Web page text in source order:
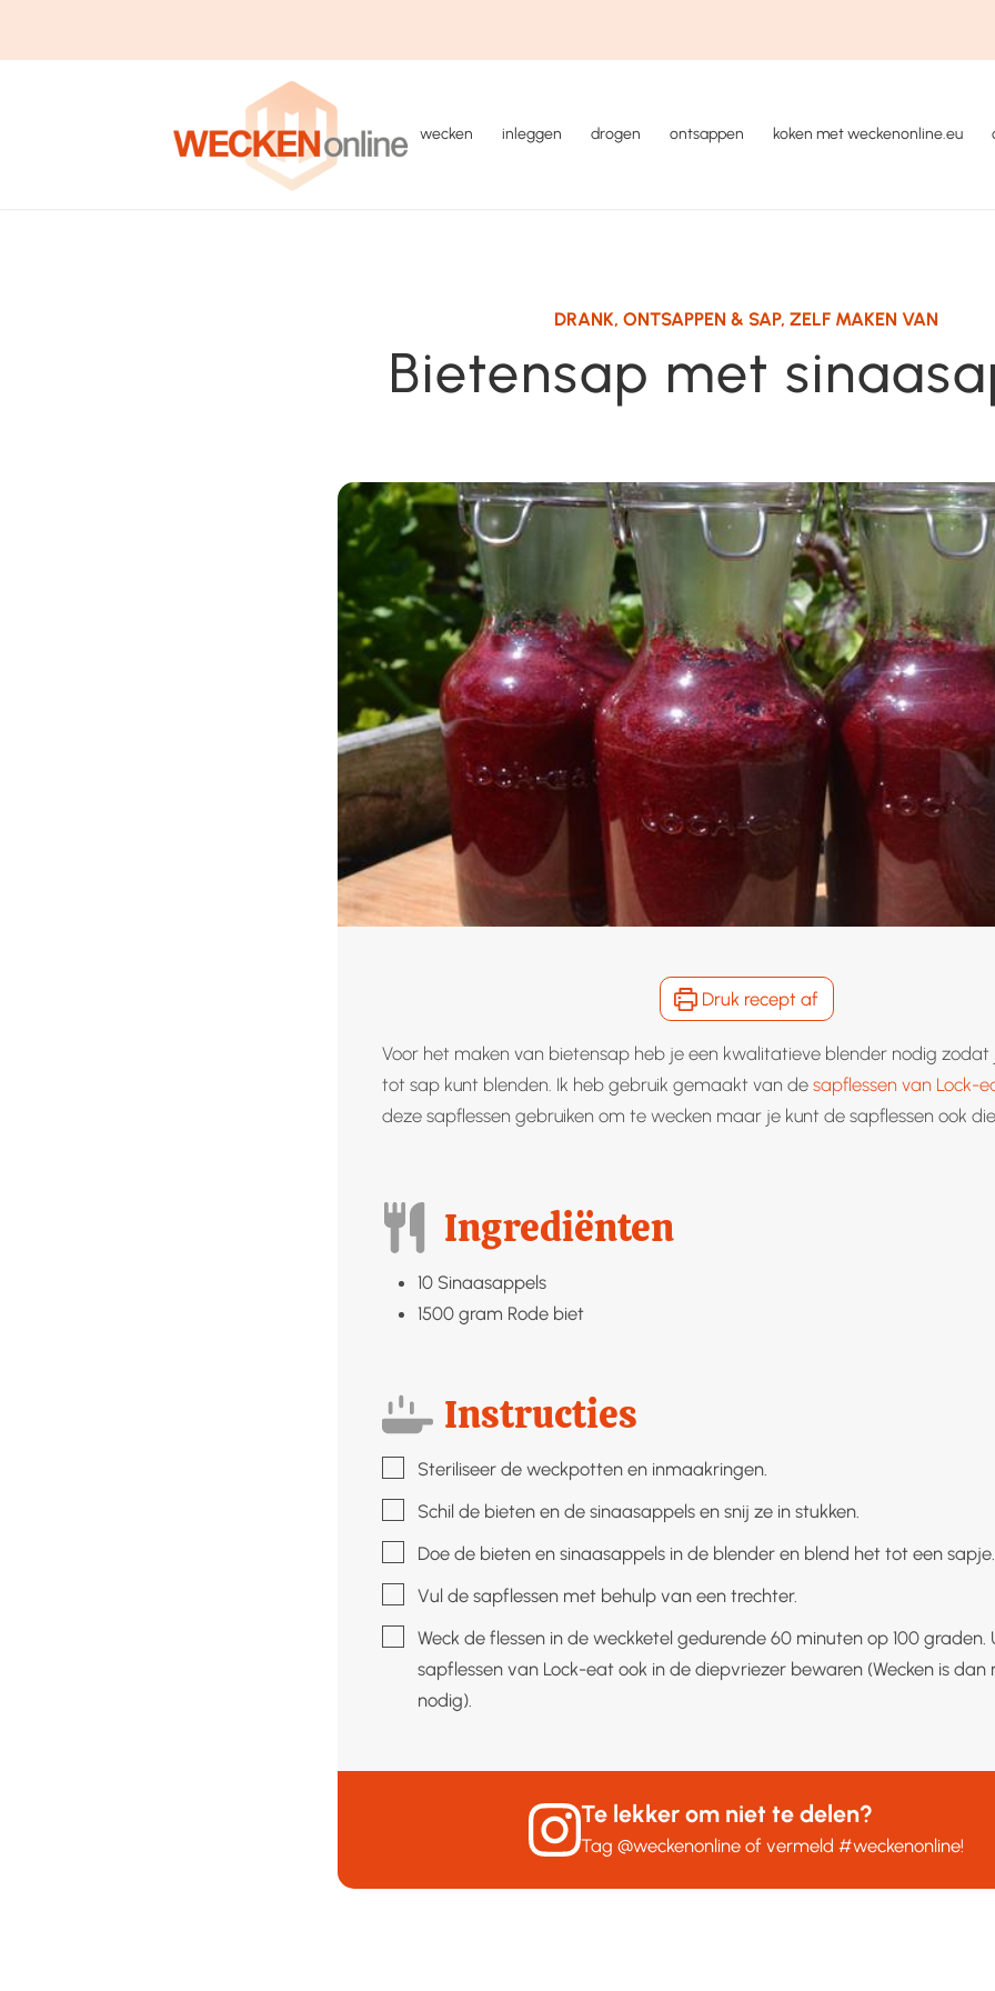
wecken inleggen drogen ontsappen koken met weckenonline.eu
DRANK, ONTSAPPEN & SAP, ZELF MAKEN VAN
Bietensap met
Druk recept af
Voor het maken van bietensap heb je een kwalitatieve blender nodig
tot sap kunt blenden. Ik heb gebruik gemaakt van de sapflessen van Lock-
deze sapflessen gebruiken om te wecken maar je kunt de sapflessen ook
Ingrediënten
10 Sinaasappels
1500 gram Rode biet
Instructies
▢Steriliseer de weckpotten en inmaakringen.
▢Schil de bieten en de sinaasappels en snij ze in stukken.
▢Doe de bieten en sinaasappels in de blender en blend het tot een sapje.
▢Vul de sapflessen met behulp van een trechter.
▢Weck de flessen in de weckketel gedurende 60 minuten op 100 graden.
sapflessen van Lock-eat ook in de diepvriezer bewaren (Wecken is dan
nodig).
Te lekker om niet te delen?
Tag@weckenonline of vermeld#weckenonline!